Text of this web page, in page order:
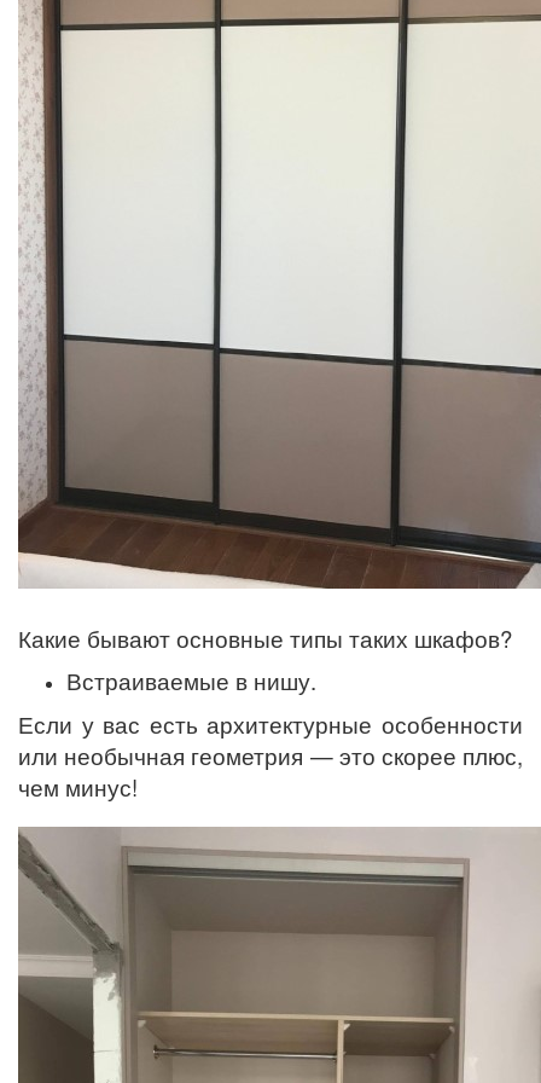
Какие бывают основные типы таких шкафов?
Встраиваемые в нишу.
Если у вас есть архитектурные особенности
или необычная геометрия — это скорее плюс,
чем минус!